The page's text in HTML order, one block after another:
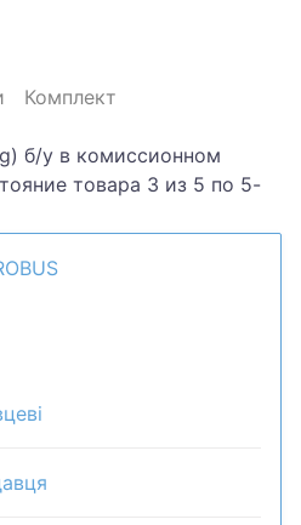
Комплект
б/у в комиссионном
товара 3 из 5 по 5-
скидку? Давайте
цену и мы посмотрим,
наличие и
Товар может быть